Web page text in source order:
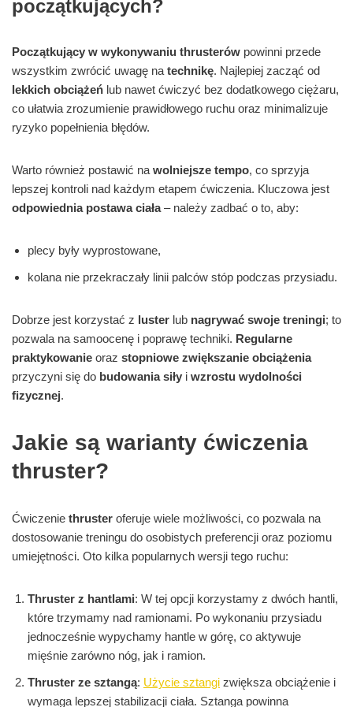
początkujących?
Początkujący w wykonywaniu thrusterów powinni przede
wszystkim zwrócić uwagę na technikę. Najlepiej zacząć od
lekkich obciążeń lub nawet ćwiczyć bez dodatkowego ciężaru,
co ułatwia zrozumienie prawidłowego ruchu oraz minimalizuje
ryzyko popełnienia błędów.
Warto również postawić na wolniejsze tempo, co sprzyja
lepszej kontroli nad każdym etapem ćwiczenia. Kluczowa jest
odpowiednia postawa ciała– należy zadbać o to, aby:
plecy były wyprostowane,
kolana nie przekraczały linii palców stóp podczas przysiadu.
Dobrze jest korzystać z luster lub nagrywać swoje treningi; to
pozwala na samoocenę i poprawę techniki. Regularne
praktykowanie oraz stopniowe zwiększanie obciążenia
przyczyni się do budowania siły i wzrostu wydolności
fizycznej.
Jakie są warianty ćwiczenia
thruster?
Ćwiczenie thruster oferuje wiele możliwości, co pozwala na
dostosowanie treningu do osobistych preferencji oraz poziomu
umiejętności. Oto kilka popularnych wersji tego ruchu:
Thruster z hantlami: W tej opcji korzystamy z dwóch hantli,
które trzymamy nad ramionami. Po wykonaniu przysiadu
jednocześnie wypychamy hantle w górę, co aktywuje
mięśnie zarówno nóg, jak i ramion.
Thruster ze sztangą: Użycie sztangi zwiększa obciążenie i
wymaga lepszej stabilizacji ciała. Sztanga powinna